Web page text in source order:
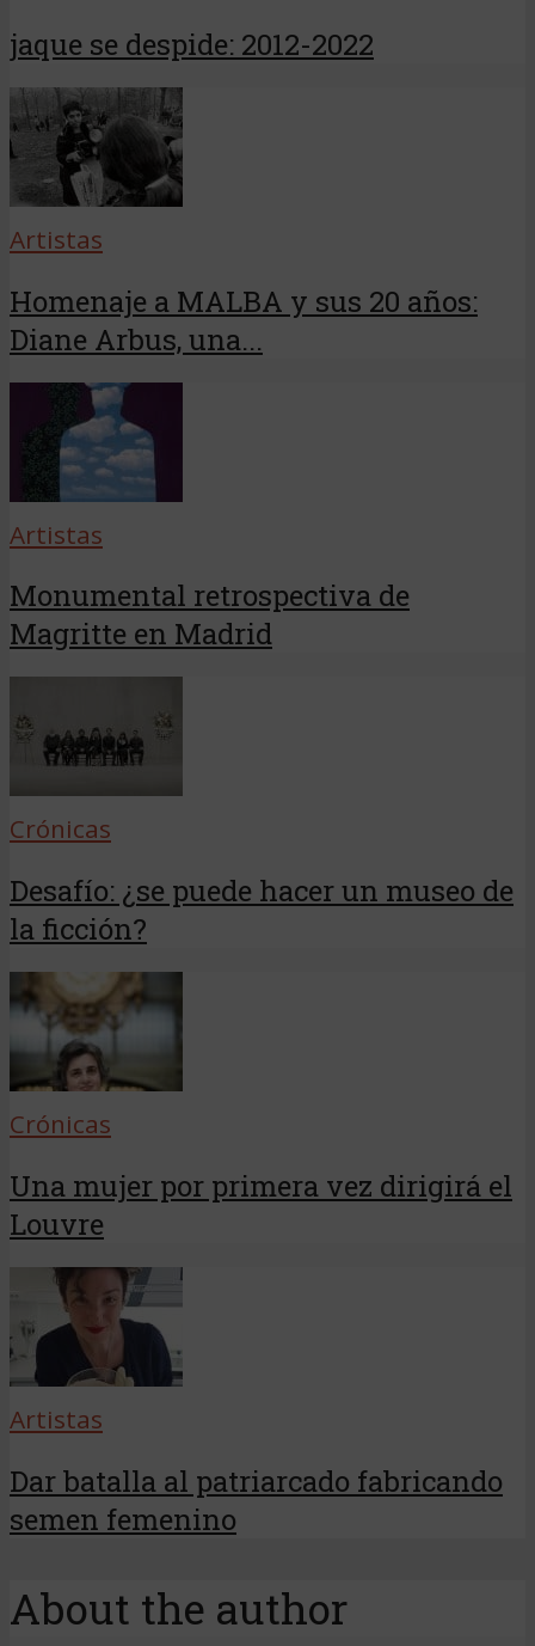
jaque se despide: 2012-2022
Artistas
Homenaje a MALBA y sus 20 años:
Diane Arbus, una...
Artistas
Monumental retrospectiva de
Magritte en Madrid
Crónicas
Desafío: ¿se puede hacer un museo de
la ficción?
Crónicas
Una mujer por primera vez dirigirá el
Louvre
Artistas
Dar batalla al patriarcado fabricando
semen femenino
About the author